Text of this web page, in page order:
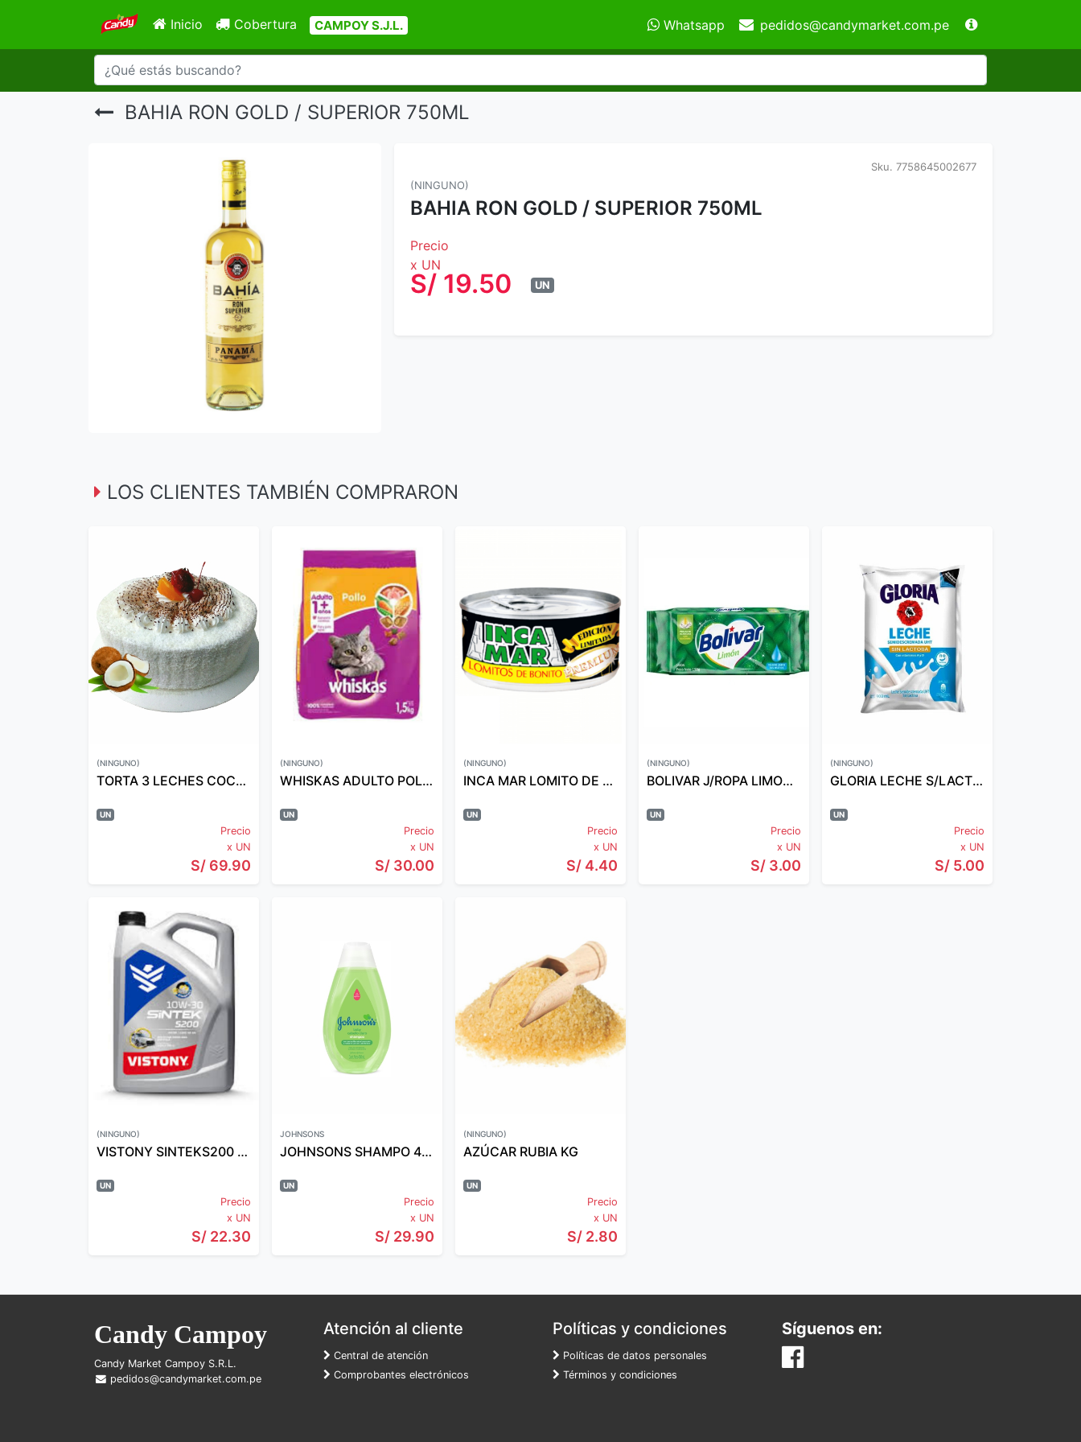
Inicio Cobertura CAMPOY S.J.L. Whatsapp pedidos@candymarket.com.pe
BAHIA RON GOLD / SUPERIOR 750ML
Sku. 7758645002677
(NINGUNO)
BAHIA RON GOLD / SUPERIOR 750ML
Precio
x UN
S/ 19.50 UN
LOS CLIENTES TAMBIÉN COMPRARON
(NINGUNO)
TORTA 3 LECHES COCO MOLDE
UN
Precio
x UN
S/ 69.90
(NINGUNO)
WHISKAS ADULTO POLLO 1.50KG
UN
Precio
x UN
S/ 30.00
(NINGUNO)
INCA MAR LOMITO DE BONITO 160 GR
UN
Precio
x UN
S/ 4.40
(NINGUNO)
BOLIVAR J/ROPA LIMON 190 GR
UN
Precio
x UN
S/ 3.00
(NINGUNO)
GLORIA LECHE S/LACTOSA 900ML
UN
Precio
x UN
S/ 5.00
(NINGUNO)
VISTONY SINTEKS200 10W-30 250ML
UN
Precio
x UN
S/ 22.30
JOHNSONS
JOHNSONS SHAMPO 400 ML MANZANILLA
UN
Precio
x UN
S/ 29.90
(NINGUNO)
AZÚCAR RUBIA KG
UN
Precio
x UN
S/ 2.80
Candy Campoy
Candy Market Campoy S.R.L.
pedidos@candymarket.com.pe
Atención al cliente
Central de atención
Comprobantes electrónicos
Políticas y condiciones
Políticas de datos personales
Términos y condiciones
Síguenos en: